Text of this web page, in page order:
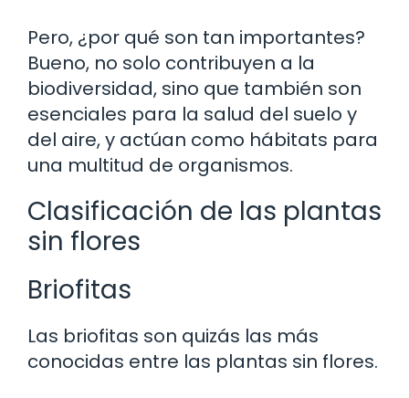
Pero, ¿por qué son tan importantes?
Bueno, no solo contribuyen a la
biodiversidad, sino que también son
esenciales para la salud del suelo y
del aire, y actúan como hábitats para
una multitud de organismos.
Clasificación de las plantas
sin flores
Briofitas
Las briofitas son quizás las más
conocidas entre las plantas sin flores.